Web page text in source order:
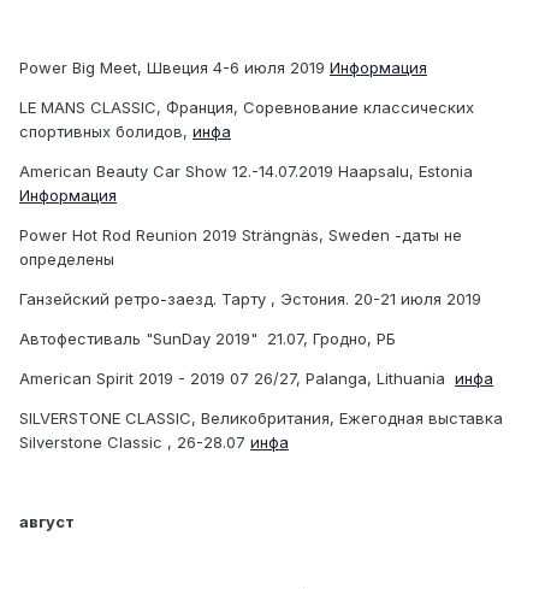
Power Big Meet, Швеция 4-6 июля 2019 Информация
LE MANS CLASSIC, Франция, Соревнование классических
спортивных болидов, инфа
American Beauty Car Show 12.-14.07.2019 Haapsalu, Estonia
Информация
Power Hot Rod Reunion 2019 Strängnäs, Sweden -даты не
определены
Ганзейский ретро-заезд. Тарту , Эстония. 20-21 июля 2019
Автофестиваль "SunDay 2019" 21.07, Гродно, РБ
American Spirit 2019 - 2019 07 26/27, Palanga, Lithuania инфа
SILVERSTONE CLASSIC, Великобритания, Ежегодная выставка
Silverstone Classic , 26-28.07 инфа
август